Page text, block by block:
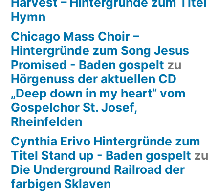
Hymn
Chicago Mass Choir –
Hintergründe zum Song Jesus
Promised - Baden gospelt zu
Hörgenuss der aktuellen CD
„Deep down in my heart“ vom
Gospelchor St. Josef,
Rheinfelden
Cynthia Erivo Hintergründe zum
Titel Stand up - Baden gospelt zu
Die Underground Railroad der
farbigen Sklaven